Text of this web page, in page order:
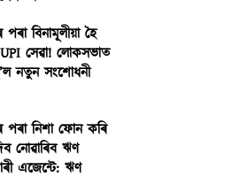
পৰা বিনামূলীয়া হৈ
UPI সেৱা! লোকসভাত
নতুন সংশোধনী
পৰা নিশা ফোন কৰি
নোৱাৰিব ঋণ
এজেন্টে: ঋণ